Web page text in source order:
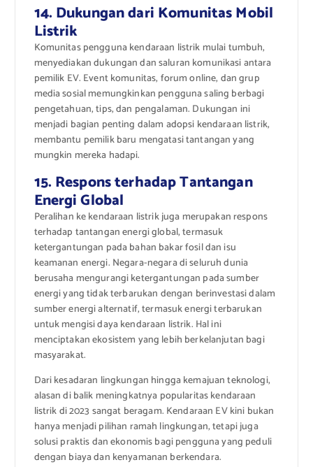
14. Dukungan dari Komunitas Mobil
Listrik
Komunitas pengguna kendaraan listrik mulai tumbuh,
menyediakan dukungan dan saluran komunikasi antara
pemilik EV. Event komunitas, forum online, dan grup
media sosial memungkinkan pengguna saling berbagi
pengetahuan, tips, dan pengalaman. Dukungan ini
menjadi bagian penting dalam adopsi kendaraan listrik,
membantu pemilik baru mengatasi tantangan yang
mungkin mereka hadapi.
15. Respons terhadap Tantangan
Energi Global
Peralihan ke kendaraan listrik juga merupakan respons
terhadap tantangan energi global, termasuk
ketergantungan pada bahan bakar fosil dan isu
keamanan energi. Negara-negara di seluruh dunia
berusaha mengurangi ketergantungan pada sumber
energi yang tidak terbarukan dengan berinvestasi dalam
sumber energi alternatif, termasuk energi terbarukan
untuk mengisi daya kendaraan listrik. Hal ini
menciptakan ekosistem yang lebih berkelanjutan bagi
masyarakat.
Dari kesadaran lingkungan hingga kemajuan teknologi,
alasan di balik meningkatnya popularitas kendaraan
listrik di 2023 sangat beragam. Kendaraan EV kini bukan
hanya menjadi pilihan ramah lingkungan, tetapi juga
solusi praktis dan ekonomis bagi pengguna yang peduli
dengan biaya dan kenyamanan berkendara.